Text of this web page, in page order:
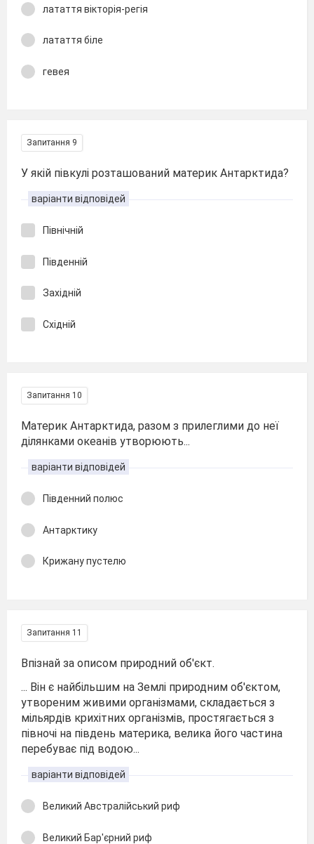
латаття вікторія-регія
латаття біле
гевея
Запитання 9
У якій півкулі розташований материк Антарктида?
варіанти відповідей
Північній
Південній
Західній
Східній
Запитання 10
Материк Антарктида, разом з прилеглими до неї
ділянками океанів утворюють...
варіанти відповідей
Південний полюс
Антарктику
Крижану пустелю
Запитання 11
Впізнай за описом природний об′єкт.
... Він є найбільшим на Землі природним об′єктом,
утвореним живими організмами, складається з
мільярдів крихітних організмів, простягається з
півночі на південь материка, велика його частина
перебуває під водою...
варіанти відповідей
Великий Австралійський риф
Великий Бар′єрний риф